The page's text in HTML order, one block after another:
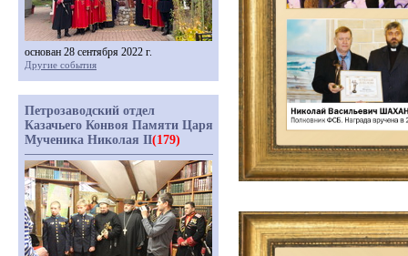
основан 28 сентября 2022 г.
Другие события
Петрозаводский отдел
Казачьего Конвоя Памяти Царя
Мученика Николая II(179)